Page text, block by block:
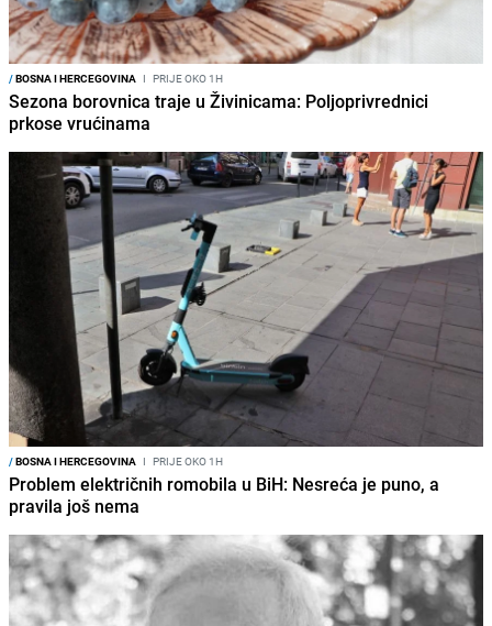
/BOSNA I HERCEGOVINA I PRIJE OKO 1H
Sezona borovnica traje u Živinicama: Poljoprivrednici
prkose vrućinama
/BOSNA I HERCEGOVINA I PRIJE OKO 1H
Problem električnih romobila u BiH: Nesreća je puno, a
pravila još nema